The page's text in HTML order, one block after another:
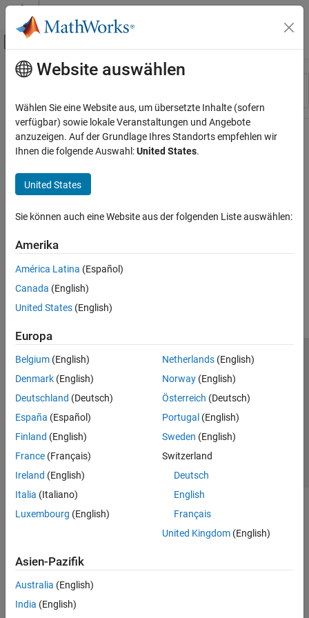
Weiter zum Inhalt
Umschaltung für Off-Canvas-
Ressource
Hauptinhalt
Website auswählen
Wählen Sie eine Website aus, um übersetzte Inhalte (sofern
verfügbar) sowie lokale Veranstaltungen und Angebote
anzuzeigen. Auf der Grundlage Ihres Standorts empfehlen wir
Ihnen die folgende Auswahl:United States.
United States
Sie können auch eine Website aus der folgenden Liste auswählen:
Amerika
América Latina (Español)
Canada (English)
United States (English)
Europa
Belgium (English)
Denmark (English)
Deutschland (Deutsch)
España (Español)
Finland (English)
France (Français)
Ireland (English)
Italia (Italiano)
Luxembourg (English)
Netherlands(English)
Norway(English)
Österreich (Deutsch)
Portugal (English)
Sweden (English)
Switzerland
Deutsch
English
Français
United Kingdom(English)
Asien-Pazifik
Australia (English)
India (English)
Trust Center
Datenschutz-Richtlinien
Datendiebstahl verhindern
Status von Anwendungen
© 1994-2026 The MathWorks, Inc.
Website auswählen
Deutschland